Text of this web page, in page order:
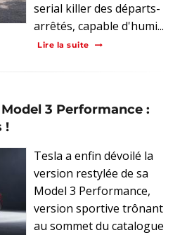
serial killer des départs-
arrêtés, capable d'humi...
Lire la suite
3 Performance :
!
Tesla a enfin dévoilé la
version restylée de sa
Model 3 Performance,
version sportive trônant
au sommet du catalogue